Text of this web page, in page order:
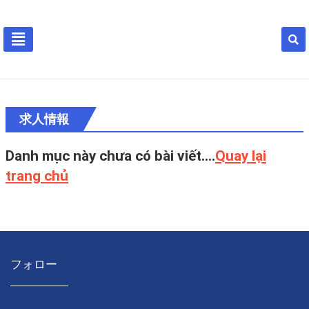
求人情報
Danh mục này chưa có bài viết....Quay lại
trang chủ
フォロー